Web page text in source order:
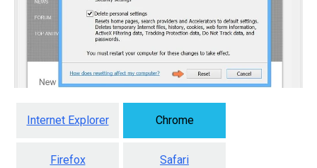
Internet Explorer Chrome
Firefox Safari